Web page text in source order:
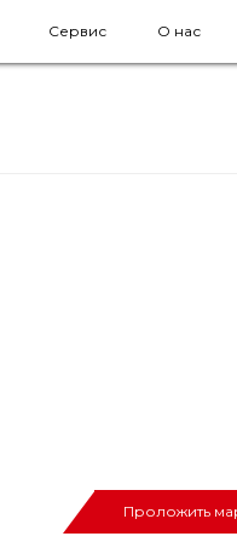
Сервис О нас
Проложить